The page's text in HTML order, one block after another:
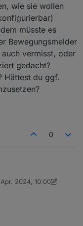
wie sie wollen
müsste es
Bewegungsmelder
vermisst, oder
gedacht?
Hättest du ggf.
0
Aktivieren der
Apr. 2024, 10:00
blauholsten